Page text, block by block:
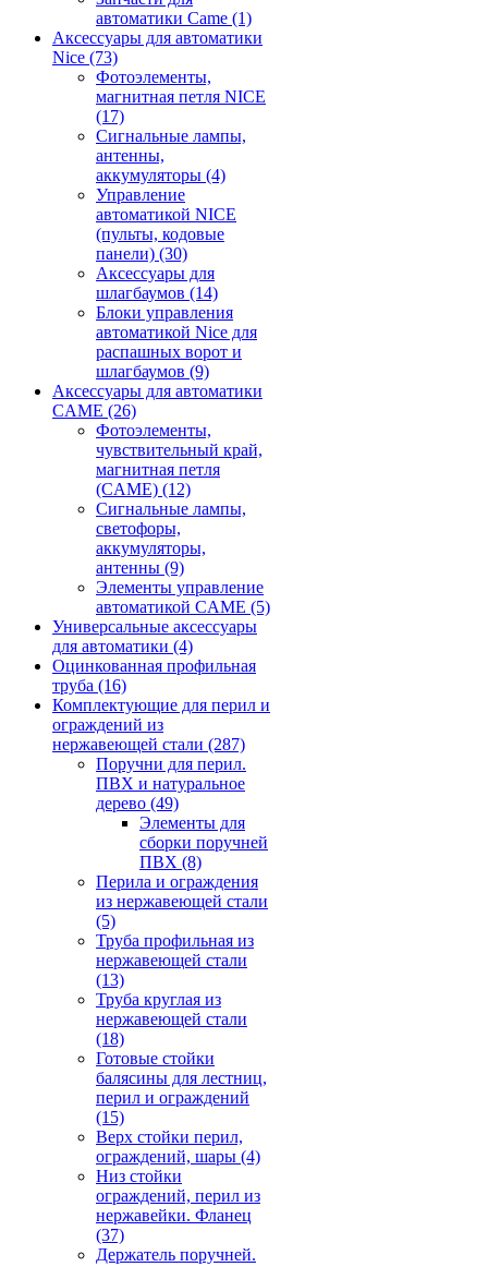
автоматики Came (1)
Аксессуары для автоматики
Nice (73)
Фотоэлементы,
магнитная петля NICE
(17)
Сигнальные лампы,
антенны,
аккумуляторы (4)
Управление
автоматикой NICE
(пульты, кодовые
панели) (30)
Аксессуары для
шлагбаумов (14)
Блоки управления
автоматикой Nice для
распашных ворот и
шлагбаумов (9)
Аксессуары для автоматики
CAME (26)
Фотоэлементы,
чувствительный край,
магнитная петля
(CAME) (12)
Сигнальные лампы,
светофоры,
аккумуляторы,
антенны (9)
Элементы управление
автоматикой CAME (5)
Универсальные аксессуары
для автоматики (4)
Оцинкованная профильная
труба (16)
Комплектующие для перил и
ограждений из
нержавеющей стали (287)
Поручни для перил.
ПВХ и натуральное
дерево (49)
Элементы для
сборки поручней
ПВХ (8)
Перила и ограждения
из нержавеющей стали
(5)
Труба профильная из
нержавеющей стали
(13)
Труба круглая из
нержавеющей стали
(18)
Готовые стойки
балясины для лестниц,
перил и ограждений
(15)
Верх стойки перил,
ограждений, шары (4)
Низ стойки
ограждений, перил из
нержавейки. Фланец
(37)
Держатель поручней.